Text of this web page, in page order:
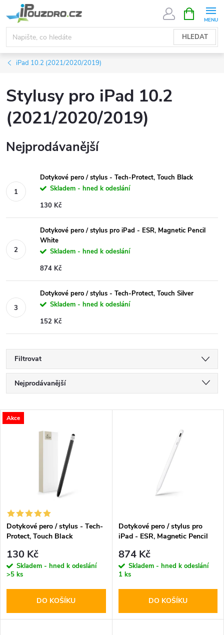
na
obsah
HLEDAT
NÁKUPNÍ
KOŠÍK
iPad 10.2 (2021/2020/2019)
Stylusy pro iPad 10.2
(2021/2020/2019)
Nejprodávanější
Dotykové pero / stylus - Tech-Protect, Touch Black
Skladem - hned k odeslání
130 Kč
Dotykové pero / stylus pro iPad - ESR, Magnetic Pencil
White
Skladem - hned k odeslání
874 Kč
Dotykové pero / stylus - Tech-Protect, Touch Silver
Skladem - hned k odeslání
152 Kč
Filtrovat
Ř
a
í
p
r
o
d
Nejprodávanější
Nejdražší
V
s
p
r
o
d
Akce
Dotykové pero / stylus - Tech-
Protect, Touch Black
130 Kč
Skladem - hned k odeslání
>5 ks
DO KOŠÍKU
Dotykové pero / stylus pro
iPad - ESR, Magnetic Pencil
874 Kč
Skladem - hned k odeslání
1 ks
DO KOŠÍKU